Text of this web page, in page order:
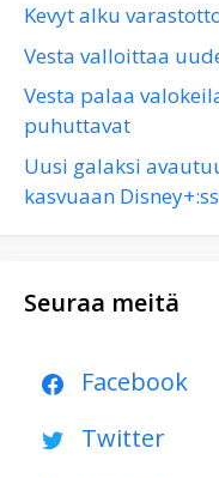
Kevyt alku
Vesta valloittaa
Vesta palaa
puhuttavat
Uusi galaksi
kasvuaan
Seuraa meitä
Facebook
Twitter